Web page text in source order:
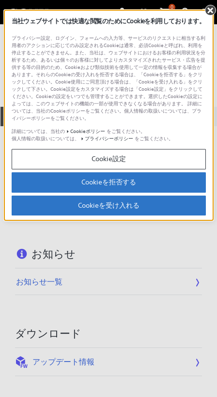
0
総合サポート・お問い合わせ VGN シリーズ
VGN-BX90S_3
全て ダウンロード 取扱説明書 Q&A
製品に関する重要なお知らせ
お知らせ
製品に関する重要なお知らせ
重要なお知らせ一覧
お知らせ
お知らせ一覧
ダウンロード
アップデート情報
当社ウェブサイトでは快適な閲覧のためにCookieを利用しております。
プライバシー設定、ログイン、フォームへの入力等、サービスのリクエストに相当する利
用者のアクションに応じてのみ設定されるCookieは通常、必須Cookieと呼ばれ、利用を
停止することができません。また、当社は、ウェブサイトにおけるお客様の利用状況を分
析するため、あるいは個々のお客様に対してよりカスタマイズされたサービス・広告を提
供する等の目的のため、Cookieおよび類似技術を使用して一定の情報を収集する場合が
あります。それらのCookieの受け入れを拒否する場合は、「Cookieを拒否する」をクリ
ックしてください。Cookie使用にご同意頂ける場合は、「Cookieを受け入れる」をクリ
ックして下さい。Cookie設定をカスタマイズする場合は「Cookie設定」をクリックして
ください。Cookieの設定をいつでも管理することができます。選択したCookieの設定に
よっては、このウェブサイトの機能の一部が使用できなくなる場合があります。 詳細に
ついては、当社のCookieポリシーをご覧ください。個人情報の取扱いについては、プラ
イバシーポリシーをご覧ください。
詳細については、当社の
Cookieポリシー をご覧ください。
個人情報の取扱いについては、
プライバシーポリシー をご覧ください。
Cookie設定
Cookieを拒否する
Cookieを受け入れる